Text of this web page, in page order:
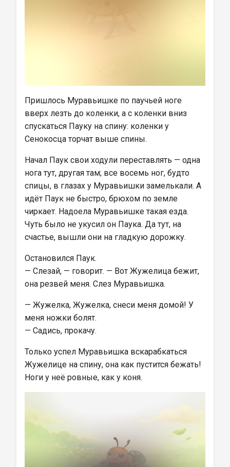
Пришлось Муравьишке по паучьей ноге
вверх лезть до коленки, а с коленки вниз
спускаться Пауку на спину: коленки у
Сенокосца торчат выше спины.
Начал Паук свои ходули переставлять — одна
нога тут, другая там; все восемь ног, будто
спицы, в глазах у Муравьишки замелькали. А
идёт Паук не быстро, брюхом по земле
чиркает. Надоела Муравьишке такая езда.
Чуть было не укусил он Паука. Да тут, на
счастье, вышли они на гладкую дорожку.
Остановился Паук.
— Слезай, — говорит. — Вот Жужелица бежит,
она резвей меня. Слез Муравьишка.
— Жужелка, Жужелка, снеси меня домой! У
меня ножки болят.
— Садись, прокачу.
Только успел Муравьишка вскарабкаться
Жужелице на спину, она как пустится бежать!
Ноги у неё ровные, как у коня.